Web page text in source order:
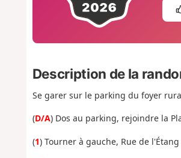
Description de la
Se garer sur le parking du foyer
(D/A) Dos au parking, rejoindre la
(1) Tourner à gauche, Rue de